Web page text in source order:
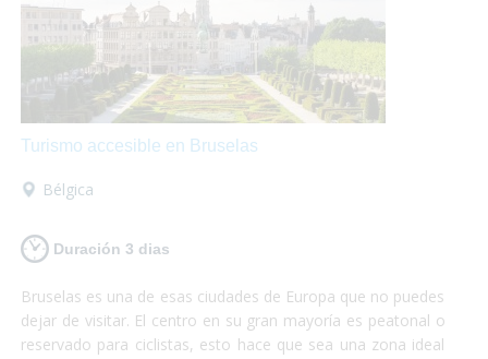
Turismo accesible en Bruselas
Bélgica
Duración 3 dias
Bruselas es una de esas ciudades de Europa que no puedes
dejar de visitar. El centro en su gran mayoría es peatonal o
reservado para ciclistas, esto hace que sea una zona ideal